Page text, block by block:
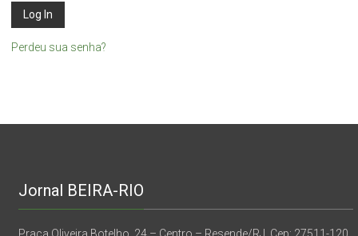
Perdeu sua senha?
Jornal BEIRA-RIO